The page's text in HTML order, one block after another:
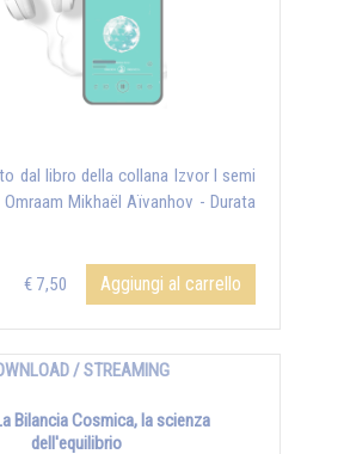
dal libro della collana Izvor I semi
Mikhaël Aïvanhov - Durata
€ 7,50 Aggiungi al carrello
/ STREAMING
Bilancia Cosmica, la scienza
dell'equilibrio